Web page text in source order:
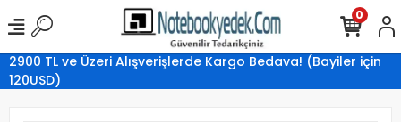
2900 TL ve Üzeri Alışverişlerde Kargo Bedava! (Bayiler için
120USD)
0